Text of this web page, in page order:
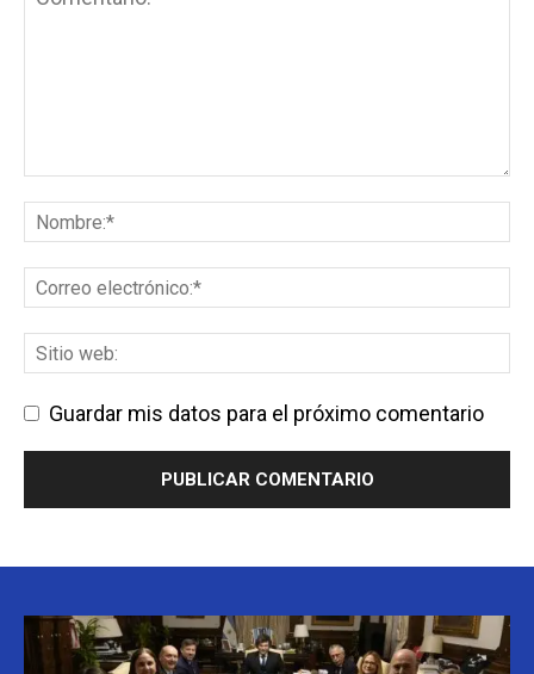
Guardar mis datos para el próximo comentario